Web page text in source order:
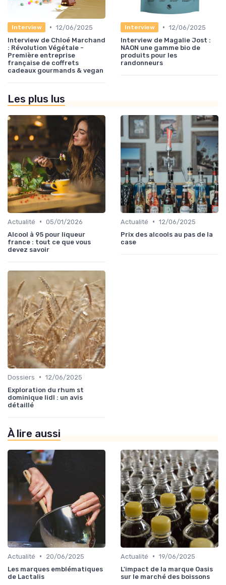
Interview • 12/06/2025
Interview de Chloé Marchand
: Révolution Végétale -
Première entreprise
française de coffrets
cadeaux gourmands & vegan
Interview • 12/06/2025
Interview de Magalie Jost :
NAON une gamme bio de
produits pour les
randonneurs
Les plus lus
Actualité • 05/01/2026
Alcool à 95 pour liqueur
france : tout ce que vous
devez savoir
Actualité • 12/06/2025
Prix des alcools au pas de la
case
Dossiers • 12/06/2025
Exploration du rhum st
dominique lidl : un avis
détaillé
À lire aussi
Actualité •
20/06/2025
Les marques emblématiques
de Lactalis
Actualité • 19/06/2025
L'impact de la marque Oasis
sur le marché des boissons